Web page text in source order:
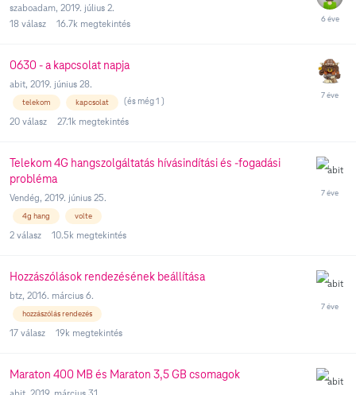
szaboadam, 2019. július 2.
18 válasz 16.7k megtekintés
0630 - a kapcsolat napja
abit, 2019. június 28.
telekom kapcsolat (és még 1 )
20 válasz 27.1k megtekintés
Telekom 4G hangszolgáltatás hívásindítási és -fogadási
probléma
Vendég, 2019. június 25.
4g hang volte
2 válasz 10.5k megtekintés
Hozzászólások rendezésének beállítása
btz, 2016. március 6.
hozzászólás rendezés
17 válasz 19k megtekintés
Maraton 400 MB és Maraton 3,5 GB csomagok